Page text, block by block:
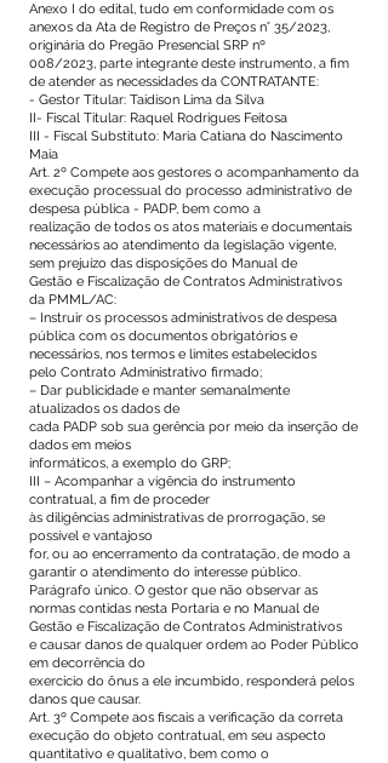
Anexo I do edital, tudo em conformidade com os
anexos da Ata de Registro de Preços n° 35/2023,
originária do Pregão Presencial SRP nº
008/2023, parte integrante deste instrumento, a fim
de atender as necessidades da CONTRATANTE:
- Gestor Titular: Taidison Lima da Silva
II- Fiscal Titular: Raquel Rodrigues Feitosa
III - Fiscal Substituto: Maria Catiana do Nascimento
Maia
Art. 2º Compete aos gestores o acompanhamento da
execução processual do processo administrativo de
despesa pública - PADP, bem como a
realização de todos os atos materiais e documentais
necessários ao atendimento da legislação vigente,
sem prejuízo das disposições do Manual de
Gestão e Fiscalização de Contratos Administrativos
da PMML/AC:
– Instruir os processos administrativos de despesa
pública com os documentos obrigatórios e
necessários, nos termos e limites estabelecidos
pelo Contrato Administrativo firmado;
– Dar publicidade e manter semanalmente
atualizados os dados de
cada PADP sob sua gerência por meio da inserção de
dados em meios
informáticos, a exemplo do GRP;
III – Acompanhar a vigência do instrumento
contratual, a fim de proceder
às diligências administrativas de prorrogação, se
possível e vantajoso
for, ou ao encerramento da contratação, de modo a
garantir o atendimento do interesse público.
Parágrafo único. O gestor que não observar as
normas contidas nesta Portaria e no Manual de
Gestão e Fiscalização de Contratos Administrativos
e causar danos de qualquer ordem ao Poder Público
em decorrência do
exercício do ônus a ele incumbido, responderá pelos
danos que causar.
Art. 3º Compete aos fiscais a verificação da correta
execução do objeto contratual, em seu aspecto
quantitativo e qualitativo, bem como o